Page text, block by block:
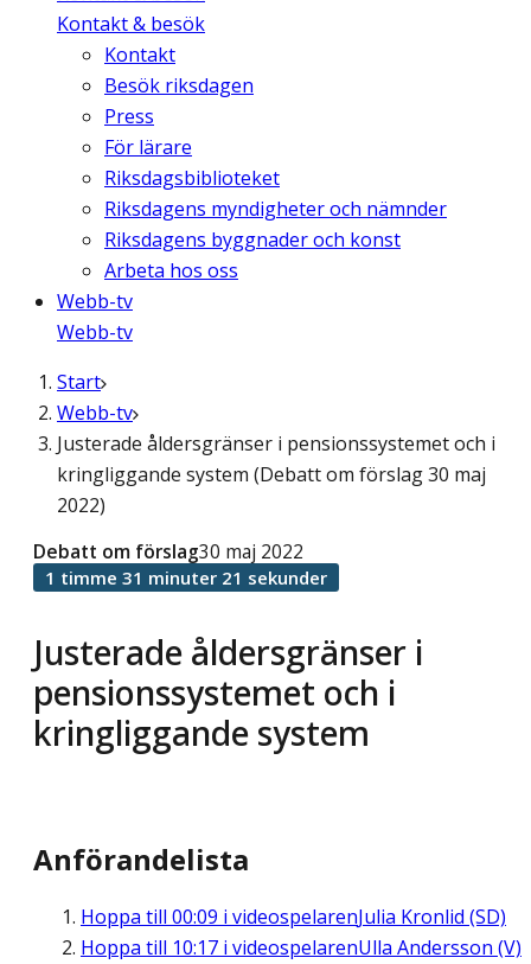
Kontakt & besök
Kontakt
Besök riksdagen
Press
För lärare
Riksdagsbiblioteket
Riksdagens myndigheter och nämnder
Riksdagens byggnader och konst
Arbeta hos oss
Webb-tv
Webb-tv
Start
Webb-tv
Justerade åldersgränser i pensionssystemet och i
kringliggande system (Debatt om förslag 30 maj
2022)
Justerade åldersgränser i
pensionssystemet och i
kringliggande system
Debatt om förslag30 maj 2022
1 timme 31 minuter 21 sekunder
Anförandelista
Hoppa till 00:09 i videospelarenJulia Kronlid (SD)
Hoppa till 10:17 i videospelarenUlla Andersson (V)